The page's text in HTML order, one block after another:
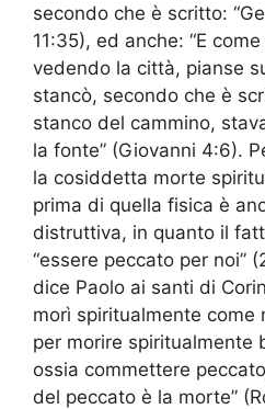
secondo che è scritto:
11:35), ed anche: “E
vedendo la città, pianse
stancò, secondo che è
stanco del cammino,
la fonte” (Giovanni 4:6).
la cosiddetta morte
prima di quella fisica è
distruttiva, in quanto il
“essere peccato per noi”
dice Paolo ai santi di
morì spiritualmente come
per morire spiritualmente
ossia commettere
del peccato è la morte”